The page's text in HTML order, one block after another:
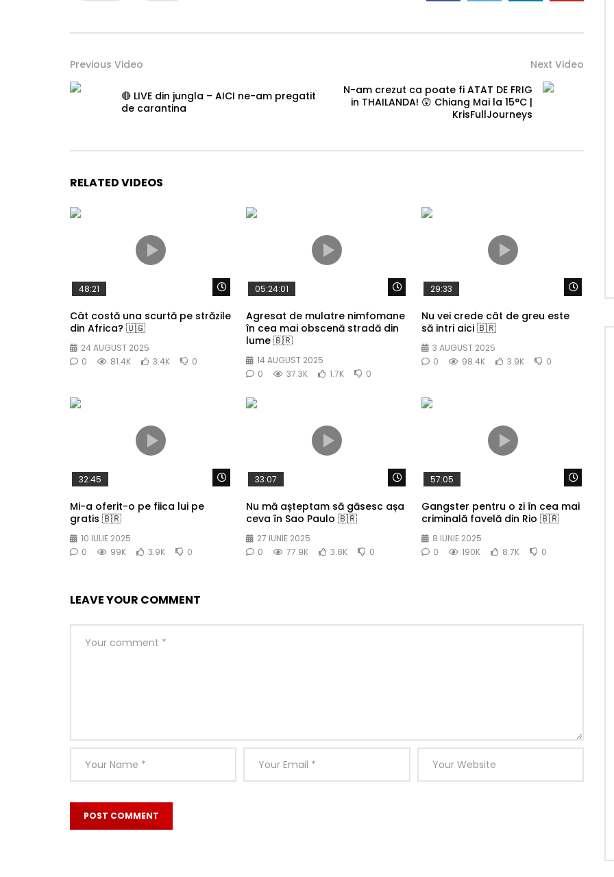
Previous Video
🔴 LIVE din jungla – AICI ne-am pregatit
de carantina
Next Video
N-am crezut ca poate fi ATAT DE FRIG
in THAILANDA! 😲 Chiang Mai la 15°C |
KrisFullJourneys
RELATED VIDEOS
Watch Later
48:21
Cât costă una scurtă pe străzile
din Africa? 🇺🇬
24 AUGUST 2025
0
81.4K 3.4K 0
Watch Later
05:24:01
Agresat de mulatre nimfomane
în cea mai obscenă stradă din
lume 🇧🇷
14 AUGUST 2025
0
37.3K 1.7K 0
29:33
Nu vei crede cât de greu este
să intri aici 🇧🇷
3 AUGUST 2025
0
98.4K 3.9K 0
Watch Later
32:45
Mi-a oferit-o pe fiica lui pe
gratis 🇧🇷
10 IULIE 2025
0
99K 3.9K 0
Watch Later
33:07
Nu mă așteptam să găsesc așa
ceva în Sao Paulo 🇧🇷
27 IUNIE 2025
0
77.9K 3.8K 0
57:05
Gangster pentru o zi în cea mai
criminală favelă din Rio 🇧🇷
8 IUNIE 2025
0
190K 8.7K 0
LEAVE YOUR COMMENT